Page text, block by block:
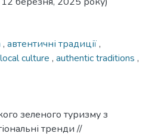
, автентичні традиції,
local culture , authentic traditions ,
зеленого туризму з
тренди //